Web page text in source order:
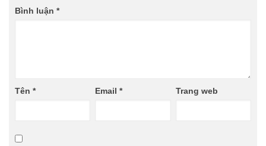
Bình luận *
Tên * Email* Trang web